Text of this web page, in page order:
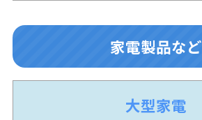
家電製品など
大型家電